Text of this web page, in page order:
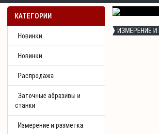
КАТЕГОРИИ
Новинки
Новинки
Распродажа
Заточные абразивы и
станки
Измерение и разметка
ИЗМЕРЕНИЕ